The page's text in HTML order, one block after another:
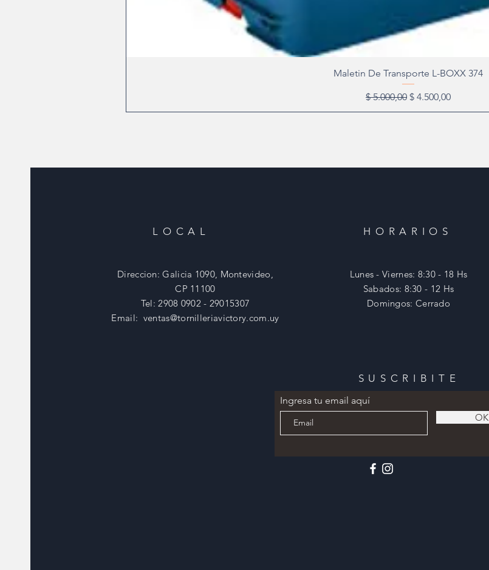
Maletin De Transporte L-BOXX 374
Precio
$ 5.000,00 Precio de oferta
$ 4.500,00
LOCAL
Direccion: Galicia 1090, Montevideo,
CP 11100
Tel: 2908 0902 - 29015307
Email: ventas@tornilleriavictory.com.uy
HORARIOS
Lunes - Viernes: 8:30 - 18 Hs
​​Sabados: 8:30 - 12 Hs
​Domingos: Cerrado
SUSCRIBITE
Ingresa tu email aquí
OK